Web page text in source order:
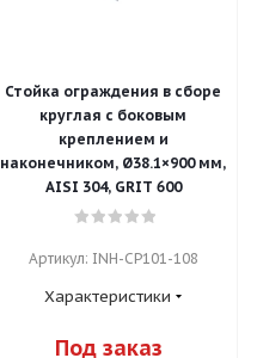
Стойка ограждения в сборе
круглая с боковым
креплением и
наконечником, Ø38.1×900 мм,
AISI 304, GRIT 600
Артикул: INH-CP101-108
Характеристики
Под заказ